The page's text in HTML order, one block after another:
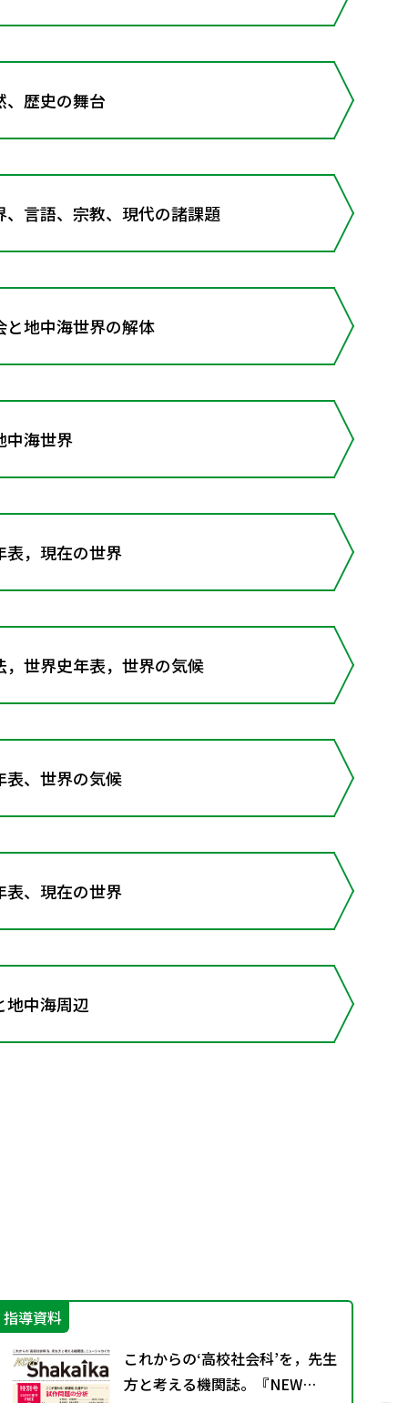
、歴史の舞台
、言語、宗教、現代の諸課題
地中海世界の解体
海世界
，現在の世界
，世界史年表，世界の気候
、世界の気候
、現在の世界
中海周辺
指導資料
これからの‘高校社会科’を，先生
方と考える機関誌。『NEW